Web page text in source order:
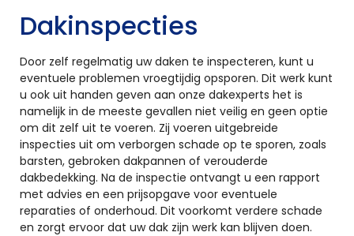
Dakinspecties
Door zelf regelmatig uw daken te inspecteren, kunt u
eventuele problemen vroegtijdig opsporen. Dit werk kunt
u ook uit handen geven aan onze dakexperts het is
namelijk in de meeste gevallen niet veilig en geen optie
om dit zelf uit te voeren. Zij voeren uitgebreide
inspecties uit om verborgen schade op te sporen, zoals
barsten, gebroken dakpannen of verouderde
dakbedekking. Na de inspectie ontvangt u een rapport
met advies en een prijsopgave voor eventuele
reparaties of onderhoud. Dit voorkomt verdere schade
en zorgt ervoor dat uw dak zijn werk kan blijven doen.